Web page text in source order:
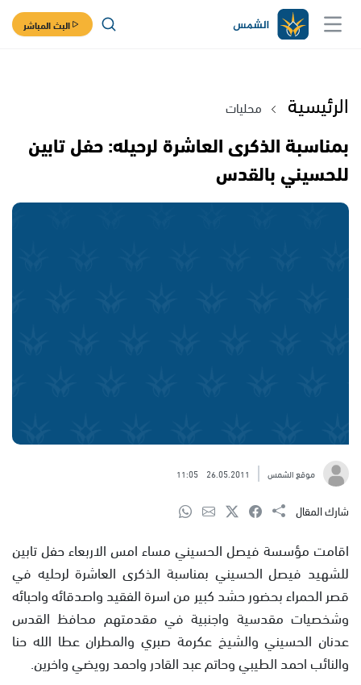
البث المباشر
الرئيسية محليات
بمناسبة الذكرى العاشرة لرحيله: حفل تابين
للحسيني بالقدس
موقع الشمس 26.05.2011
11:05
شارك المقال
اقامت مؤسسة فيصل الحسيني مساء امس الاربعاء حفل تابين
للشهيد فيصل الحسيني بمناسبة الذكرى العاشرة لرحليه في
قصر الحمراء بحضور حشد كبير من اسرة الفقيد واصدقائه واحبائه
وشخصيات مقدسية واجنبية في مقدمتهم محافظ القدس
عدنان الحسيني والشيخ عكرمة صبري والمطران عطا الله حنا
والنائب احمد الطيبي وحاتم عبد القادر واحمد رويضي واخرين.